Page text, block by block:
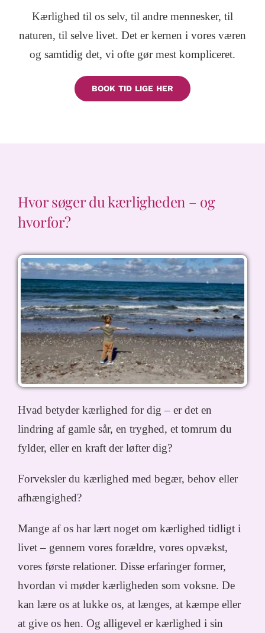
Kærlighed til os selv, til andre mennesker, til
naturen, til selve livet. Det er kernen i vores væren
og samtidig det, vi ofte gør mest kompliceret.
BOOK TID LIGE HER
Hvor søger du kærligheden – og
hvorfor?
Hvad betyder kærlighed for dig – er det en
lindring af gamle sår, en tryghed, et tomrum du
fylder, eller en kraft der løfter dig?
Forveksler du kærlighed med begær, behov eller
afhængighed?
Mange af os har lært noget om kærlighed tidligt i
livet – gennem vores forældre, vores opvækst,
vores første relationer. Disse erfaringer former,
hvordan vi møder kærligheden som voksne. De
kan lære os at lukke os, at længes, at kæmpe eller
at give os hen. Og alligevel er kærlighed i sin